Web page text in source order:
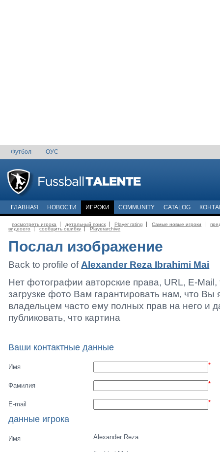
Футбол ОУС
ГЛАВНАЯ НОВОСТИ ИГРОКИ COMMUNITY CATALOG
посмотреть игрока детальный поиск Player rating Самые новые игроки
видеоего
сообщить ошибку Playerarchive
Послал изображение
Back to profile of Alexander Reza Ibrahimi Mai
Нет фотографии авторские права, URL, E-
загрузке фото Вам гарантировать нам, что Вы
владельцем часто ему полных прав на него и
публиковать, что картина
Ваши контактные данные
Имя *
Фамилия *
E-mail *
данные игрока
Имя Alexander Reza